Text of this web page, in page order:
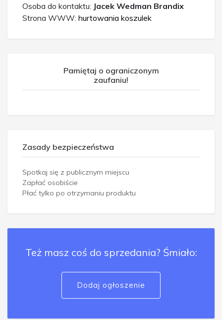
Osoba do kontaktu: Jacek Wedman Brandix
Strona WWW: hurtowania koszulek
Pamiętaj o ograniczonym
zaufaniu!
Zasady bezpieczeństwa
Spotkaj się z publicznym miejscu
Zapłać osobiście
Płać tylko po otrzymaniu produktu
Też masz coś do sprzedania? Śmiało:
Dodaj ogłoszenie